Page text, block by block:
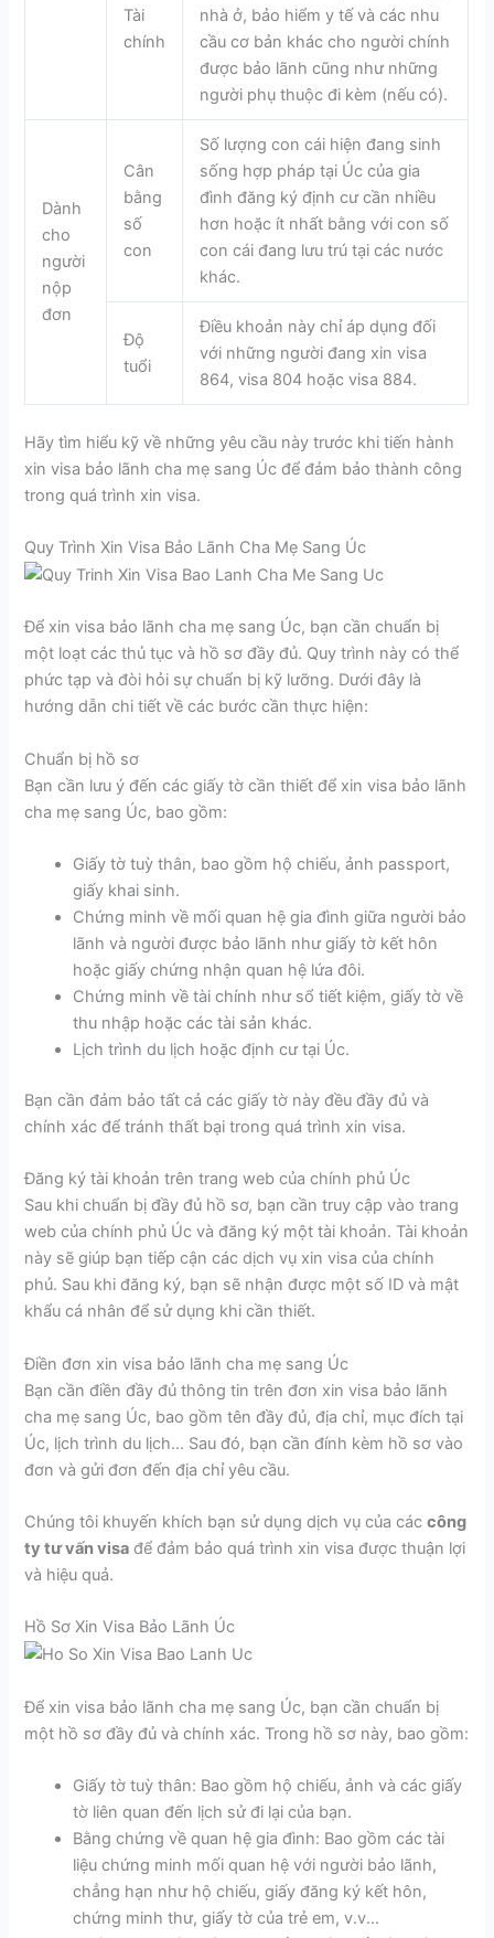
Tài
chính
nhà ở, bảo hiểm y tế và các nhu
cầu cơ bản khác cho người chính
được bảo lãnh cũng như những
người phụ thuộc đi kèm (nếu có).
Dành
cho
người
nộp
đơn
Cân
bằng
số
con
Số lượng con cái hiện đang sinh
sống hợp pháp tại Úc của gia
đình đăng ký định cư cần nhiều
hơn hoặc ít nhất bằng với con số
con cái đang lưu trú tại các nước
khác.
Độ
tuổi
Điều khoản này chỉ áp dụng đối
với những người đang xin visa
864, visa 804 hoặc visa 884.
Hãy tìm hiểu kỹ về những yêu cầu này trước khi tiến hành
xin visa bảo lãnh cha mẹ sang Úc để đảm bảo thành công
trong quá trình xin visa.
Quy Trình Xin Visa Bảo Lãnh Cha Mẹ Sang Úc
Để xin visa bảo lãnh cha mẹ sang Úc, bạn cần chuẩn bị
một loạt các thủ tục và hồ sơ đầy đủ. Quy trình này có thể
phức tạp và đòi hỏi sự chuẩn bị kỹ lưỡng. Dưới đây là
hướng dẫn chi tiết về các bước cần thực hiện:
Chuẩn bị hồ sơ
Bạn cần lưu ý đến các giấy tờ cần thiết để xin visa bảo lãnh
cha mẹ sang Úc, bao gồm:
Giấy tờ tuỳ thân, bao gồm hộ chiếu, ảnh passport,
giấy khai sinh.
Chứng minh về mối quan hệ gia đình giữa người bảo
lãnh và người được bảo lãnh như giấy tờ kết hôn
hoặc giấy chứng nhận quan hệ lứa đôi.
Chứng minh về tài chính như sổ tiết kiệm, giấy tờ về
thu nhập hoặc các tài sản khác.
Lịch trình du lịch hoặc định cư tại Úc.
Bạn cần đảm bảo tất cả các giấy tờ này đều đầy đủ và
chính xác để tránh thất bại trong quá trình xin visa.
Đăng ký tài khoản trên trang web của chính phủ Úc
Sau khi chuẩn bị đầy đủ hồ sơ, bạn cần truy cập vào trang
web của chính phủ Úc và đăng ký một tài khoản. Tài khoản
này sẽ giúp bạn tiếp cận các dịch vụ xin visa của chính
phủ. Sau khi đăng ký, bạn sẽ nhận được một số ID và mật
khẩu cá nhân để sử dụng khi cần thiết.
Điền đơn xin visa bảo lãnh cha mẹ sang Úc
Bạn cần điền đầy đủ thông tin trên đơn xin visa bảo lãnh
cha mẹ sang Úc, bao gồm tên đầy đủ, địa chỉ, mục đích tại
Úc, lịch trình du lịch... Sau đó, bạn cần đính kèm hồ sơ vào
đơn và gửi đơn đến địa chỉ yêu cầu.
Chúng tôi khuyến khích bạn sử dụng dịch vụ của cáccông
ty tư vấn visa để đảm bảo quá trình xin visa được thuận lợi
và hiệu quả.
Hồ Sơ Xin Visa Bảo Lãnh Úc
Để xin visa bảo lãnh cha mẹ sang Úc, bạn cần chuẩn bị
một hồ sơ đầy đủ và chính xác. Trong hồ sơ này, bao gồm:
Giấy tờ tuỳ thân: Bao gồm hộ chiếu, ảnh và các giấy
tờ liên quan đến lịch sử đi lại của bạn.
Bằng chứng về quan hệ gia đình: Bao gồm các tài
liệu chứng minh mối quan hệ với người bảo lãnh,
chẳng hạn như hộ chiếu, giấy đăng ký kết hôn,
chứng minh thư, giấy tờ của trẻ em, v.v...